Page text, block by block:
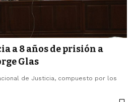
a 8 años de prisión a
Glas
de Justicia, compuesto por los